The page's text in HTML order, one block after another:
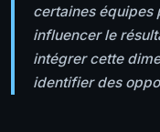
certaines équipes
influencer le
intégrer cette
identifier des